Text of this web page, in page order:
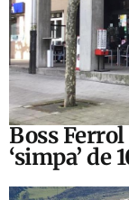
Boss
‘simpa’ de